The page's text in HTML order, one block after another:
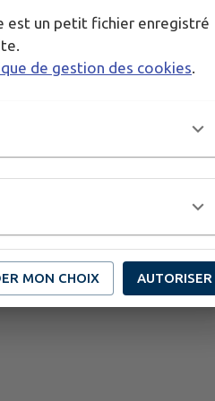
est un petit fichier enregistré
de gestion des cookies.
MON CHOIX AUTORISER